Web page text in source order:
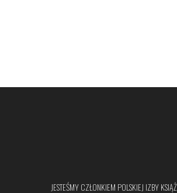
JESTEŚMY CZŁONKIEM POLSKIEJ IZBY